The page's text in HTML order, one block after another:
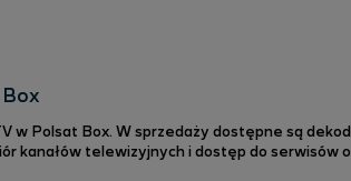
w Polsat Box. W sprzedaży dostępne są
kanałów telewizyjnych i dostęp do